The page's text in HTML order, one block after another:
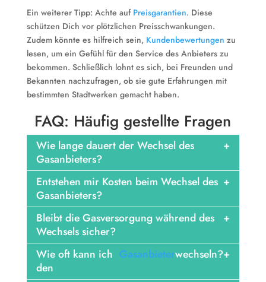
Ein weiterer Tipp: Achte auf Preisgarantien. Diese
schützen Dich vor plötzlichen Preisschwankungen.
Zudem könnte es hilfreich sein, Kundenbewertungen zu
lesen, um ein Gefühl für den Service des Anbieters zu
bekommen. Schließlich lohnt es sich, bei Freunden und
Bekannten nachzufragen, ob sie gute Erfahrungen mit
bestimmten Stadtwerken gemacht haben.
FAQ: Häufig gestellte Fragen
Wie lange dauert der Wechsel des
Gasanbieters?
Entstehen mir Kosten beim Wechsel des
Gasanbieters?
Bleibt die Gasversorgung während des
Wechsels sicher?
Wie oft kann ich
den
Gasanbieterwechseln?